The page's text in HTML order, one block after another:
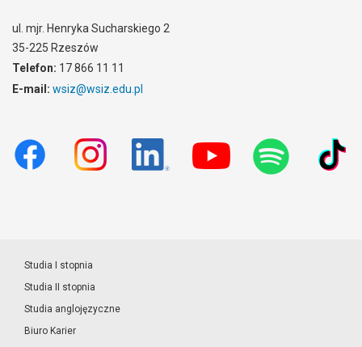
ul. mjr. Henryka Sucharskiego 2
35-225 Rzeszów
Telefon: 17 866 11 11
E-mail: wsiz@wsiz.edu.pl
Studia I stopnia
Studia II stopnia
Studia anglojęzyczne
Biuro Karier